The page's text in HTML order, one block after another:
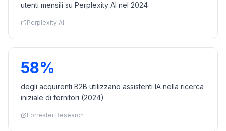
utenti mensili su Perplexity AI nel 2024
Perplexity AI
58%
degli acquirenti B2B utilizzano assistenti IA nella ricerca
iniziale di fornitori (2024)
Forrester Research